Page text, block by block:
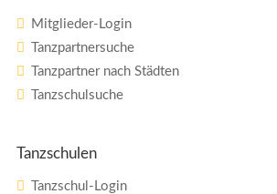
Mitglieder-Login
Tanzpartnersuche
Tanzpartner nach Städten
Tanzschulsuche
Tanzschulen
Tanzschul-Login